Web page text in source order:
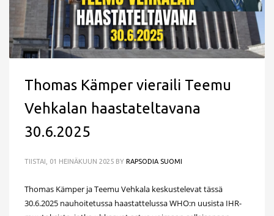
Thomas Kämper vieraili Teemu
Vehkalan haastateltavana
30.6.2025
TIISTAI, 01 HEINÄKUUN 2025 BY RAPSODIA SUOMI
Thomas Kämper ja Teemu Vehkala keskustelevat tässä
30.6.2025 nauhoitetussa haastattelussa WHO:n uusista IHR-